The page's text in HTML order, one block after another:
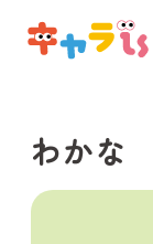
わかな